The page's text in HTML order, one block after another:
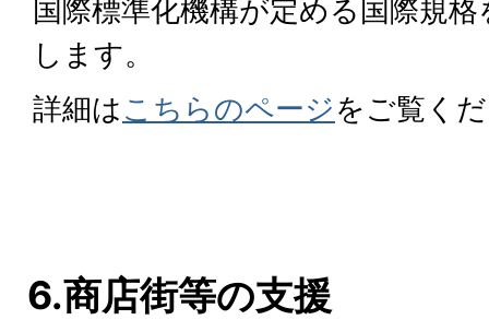
国際標準化機構が定める国際規
します。
詳細はこちらのページをご覧く
6.商店街等の支援